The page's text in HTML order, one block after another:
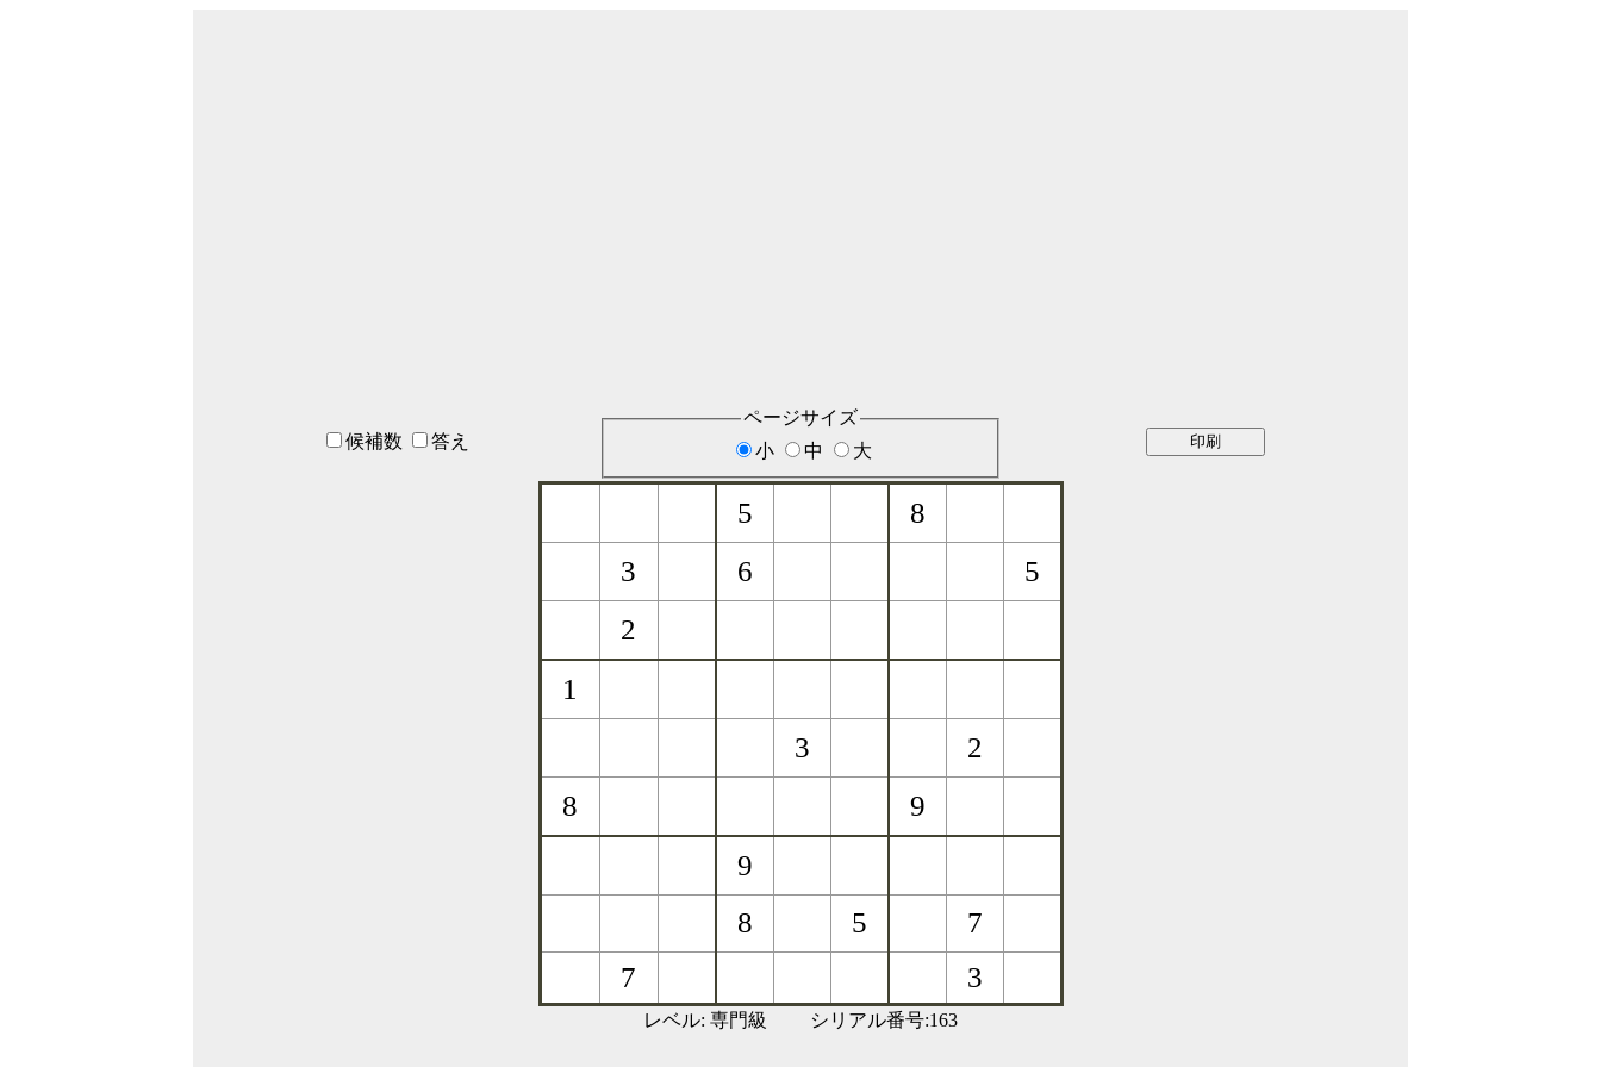
候補数 答え
ページサイズ
小
中 大
レベル: 専門級 シリアル番号:163